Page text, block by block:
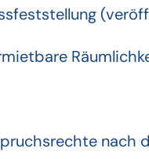
nach